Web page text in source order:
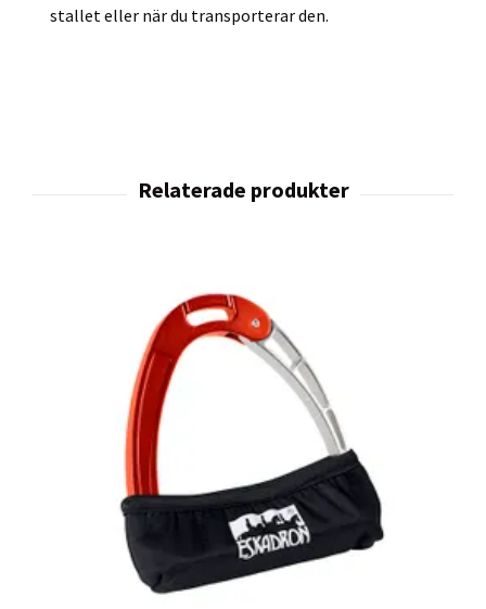
stallet eller när du transporterar den.